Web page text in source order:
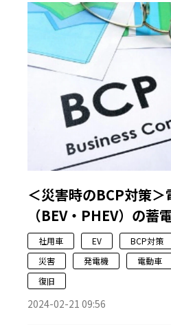
＜災害時のBCP対策＞
（BEV・PHEV）の蓄
能を活用
社用車 EV BCP対策
災害
発電機 電動車
復旧
2024-02-21 09:56